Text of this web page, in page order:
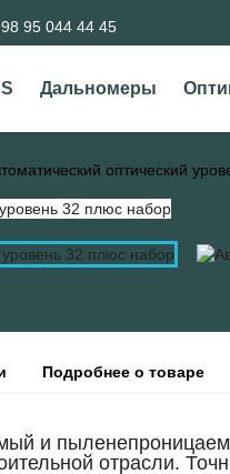
95 044 44 45
Дальномеры
оптический
Подробнее о товаре
и
отрасли.